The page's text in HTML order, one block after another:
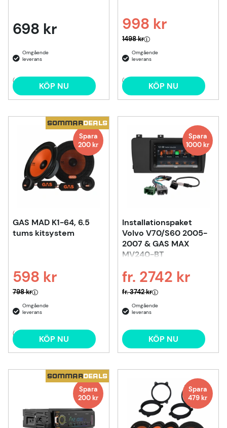
698 kr
(4) KÖP NU
998 kr
Ordinarie pris:
1498 kr
(1) KÖP NU
SOMMARDEALS
Spara
200kr
GAS MAD K1-64, 6.5
tums kitsystem
598 kr
Ordinarie pris:
798 kr
(6) KÖP NU
Spara
1000kr
Installationspaket
Volvo V70/S60 2005-
2007 & GAS MAX
MV240-BT
fr. 2742 kr
Ordinarie pris:
fr. 3742 kr
KÖP NU
SOMMARDEALS
Spara
200kr
Spara
479 kr